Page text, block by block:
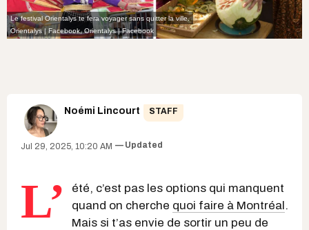
Le festival Orientalys te fera voyager sans quitter la ville.
Orientalys | Facebook,Orientalys | Facebook
Noémi Lincourt STAFF
Jul 29, 2025, 10:20 AM Updated
L’
été, c’est pas les options qui manquent
quand on cherche quoi faire à Montréal.
Mais si t’as envie de sortir un peu de